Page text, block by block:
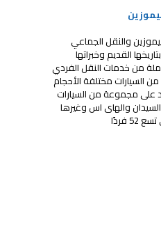
والنقل الجماعي
القديم وخبراتها
من خدمات النقل الفردي
السيارات مختلفة الأحجام
على مجموعة من السيارات
تسع 4 افراد والسيدان والهاى اس وغيرها
فردًا